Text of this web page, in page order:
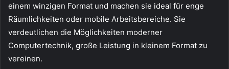
einem winzigen Format und machen sie ideal für enge
Räumlichkeiten oder mobile Arbeitsbereiche. Sie
verdeutlichen die Möglichkeiten moderner
Computertechnik, große Leistung in kleinem Format zu
vereinen.